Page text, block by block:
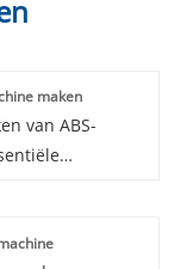
maken
van ABS-
kunnen